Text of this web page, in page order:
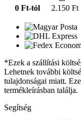
0 Ft-tól
2.150 Ft
*Ezek a szállítási
Lehetnek további
tulajdonságai miatt.
termékleírásban találja.
Segítség